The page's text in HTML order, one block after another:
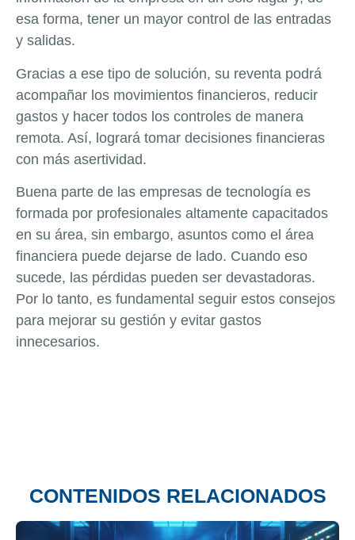
esa forma, tener un mayor control de las entradas
y salidas.
Gracias a ese tipo de solución, su reventa podrá
acompañar los movimientos financieros, reducir
gastos y hacer todos los controles de manera
remota. Así, logrará tomar decisiones financieras
con más asertividad.
Buena parte de las empresas de tecnología es
formada por profesionales altamente capacitados
en su área, sin embargo, asuntos como el área
financiera puede dejarse de lado. Cuando eso
sucede, las pérdidas pueden ser devastadoras.
Por lo tanto, es fundamental seguir estos consejos
para mejorar su gestión y evitar gastos
innecesarios.
CONTENIDOS RELACIONADOS